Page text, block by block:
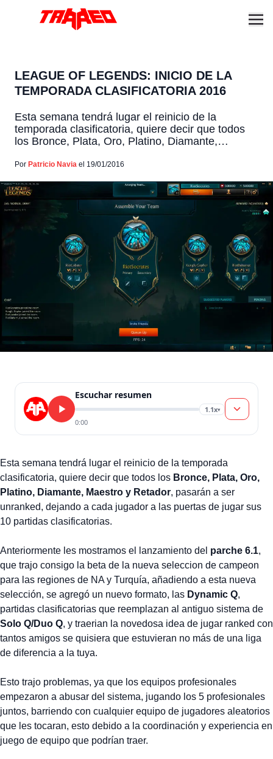
LEAGUE OF LEGENDS: INICIO DE LA
TEMPORADA CLASIFICATORIA 2016
Esta semana tendrá lugar el reinicio de la
temporada clasificatoria, quiere decir que todos
los Bronce, Plata, Oro, Platino, Diamante,
dejando a cada jugador a las puertas de jugar sus
mostramos el lanzamiento del parche 6.1, que
trajo consigo la beta de la […]
Por Patricio Navia el 19/01/2016
Escuchar resumen
1.1x▾
0:00
Esta semana tendrá lugar el reinicio de la temporada
clasificatoria, quiere decir que todos los Bronce, Plata, Oro,
Platino, Diamante, Maestro y Retador, pasarán a ser
unranked, dejando a cada jugador a las puertas de jugar sus
10 partidas clasificatorias.
Anteriormente les mostramos el lanzamiento del parche 6.1,
que trajo consigo la beta de la nueva seleccion de campeon
para las regiones de NA y Turquía, añadiendo a esta nueva
selección, se agregó un nuevo formato, las Dynamic Q,
partidas clasificatorias que reemplazan al antiguo sistema de
Solo Q/Duo Q, y traerian la novedosa idea de jugar ranked con
tantos amigos se quisiera que estuvieran no más de una liga
de diferencia a la tuya.
Esto trajo problemas, ya que los equipos profesionales
empezaron a abusar del sistema, jugando los 5 profesionales
juntos, barriendo con cualquier equipo de jugadores aleatorios
que les tocaran, esto debido a la coordinación y experiencia en
juego de equipo que podrían traer.